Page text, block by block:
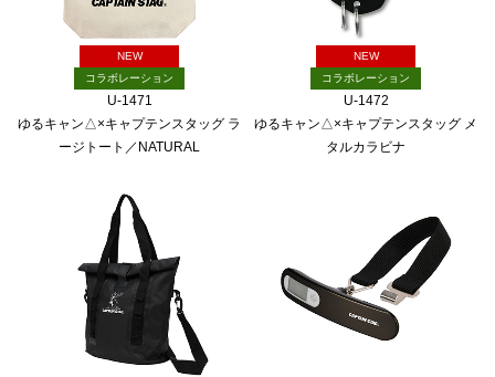
NEW
コラボレーション
U-1471
ゆるキャン△×キャプテンスタッグ ラ
ージトート／NATURAL
NEW
コラボレーション
U-1472
ゆるキャン△×キャプテンスタッグ メ
タルカラビナ